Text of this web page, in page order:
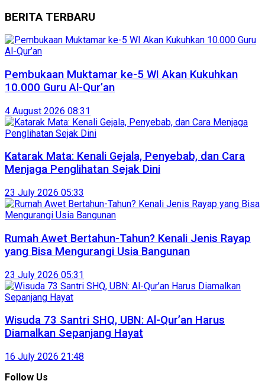
BERITA TERBARU
Pembukaan Muktamar ke-5 WI Akan Kukuhkan
10.000 Guru Al-Qur’an
4 August 2026 08:31
Katarak Mata: Kenali Gejala, Penyebab, dan Cara
Menjaga Penglihatan Sejak Dini
23 July 2026 05:33
Rumah Awet Bertahun-Tahun? Kenali Jenis Rayap
yang Bisa Mengurangi Usia Bangunan
23 July 2026 05:31
Wisuda 73 Santri SHQ, UBN: Al-Qur’an Harus
Diamalkan Sepanjang Hayat
16 July 2026 21:48
Follow Us